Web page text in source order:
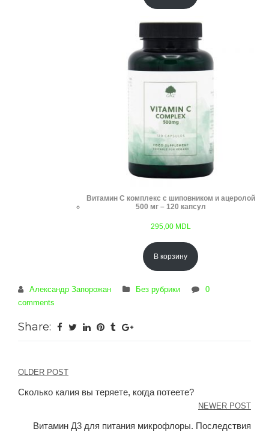
Витамин С комплекс с шиповником и ацеролой
500 мг – 120 капсул
295,00 MDL
В корзину
Александр Запорожан Без рубрики
0
comments
Share:
Навигация
по
записям
OLDER POST
Сколько калия вы теряете, когда потеете?
NEWER POST
Витамин Д3 для питания микрофлоры. Последствия